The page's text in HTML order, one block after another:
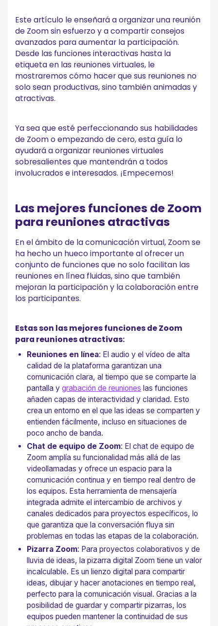
para dispositivos móviles
Consejos estelares para participar en las reuniones
de Zoom
2. Familiarízate con los controles de host
3. Implemente la función de sala de espera
4. Involucre a los participantes con las encuestas y las
reacciones
más pequeñas
7. Personalice la configuración de su reunión
8. Proporcione instrucciones claras a los participantes
9. Seguimiento después de la reunión
Cómo grabar una reunión de Zoom en cualquier
Meetings
Preguntas frecuentes
1. ¿Se puede programar una reunión de Zoom sin ser el
2. ¿Puedo programar una reunión de Zoom que grabe
automáticamente la sesión?
3. ¿Puedo programar una reunión sin una cuenta de Zoom?
¡Haga que cada reunión de Zoom cuente con
MeetGeek!
Este artículo le enseñará a organizar una reunión
de Zoom sin esfuerzo y a compartir consejos
avanzados para aumentar la participación.
Desde las funciones interactivas hasta la
etiqueta en las reuniones virtuales, le
mostraremos cómo hacer que sus reuniones no
solo sean productivas, sino también animadas y
atractivas.
Ya sea que esté perfeccionando sus habilidades
de Zoom o empezando de cero, esta guía lo
ayudará a organizar reuniones virtuales
sobresalientes que mantendrán a todos
involucrados e interesados. ¡Empecemos!
Las mejores funciones de Zoom
para reuniones atractivas
En el ámbito de la comunicación virtual, Zoom se
ha hecho un hueco importante al ofrecer un
conjunto de funciones que no solo facilitan las
reuniones en línea fluidas, sino que también
mejoran la participación y la colaboración entre
los participantes.
Estas son las mejores funciones de Zoom
para reuniones atractivas:
Reuniones en línea: El audio y el vídeo de alta
calidad de la plataforma garantizan una
comunicación clara, al tiempo que se comparte la
pantalla ygrabación de reuniones las funciones
añaden capas de interactividad y claridad. Esto
crea un entorno en el que las ideas se comparten y
entienden fácilmente, incluso en situaciones de
poco ancho de banda.
Chat de equipo de Zoom: El chat de equipo de
Zoom amplía su funcionalidad más allá de las
videollamadas y ofrece un espacio para la
comunicación continua y en tiempo real dentro de
los equipos. Esta herramienta de mensajería
integrada admite el intercambio de archivos y
canales dedicados para proyectos específicos, lo
que garantiza que la conversación fluya sin
problemas en todas las etapas de la colaboración.
Pizarra Zoom: Para proyectos colaborativos y de
lluvia de ideas, la pizarra digital Zoom tiene un valor
incalculable. Es un lienzo digital para compartir
ideas, dibujar y hacer anotaciones en tiempo real,
perfecto para la comunicación visual. Gracias a la
posibilidad de guardar y compartir pizarras, los
equipos pueden mantener la continuidad de sus